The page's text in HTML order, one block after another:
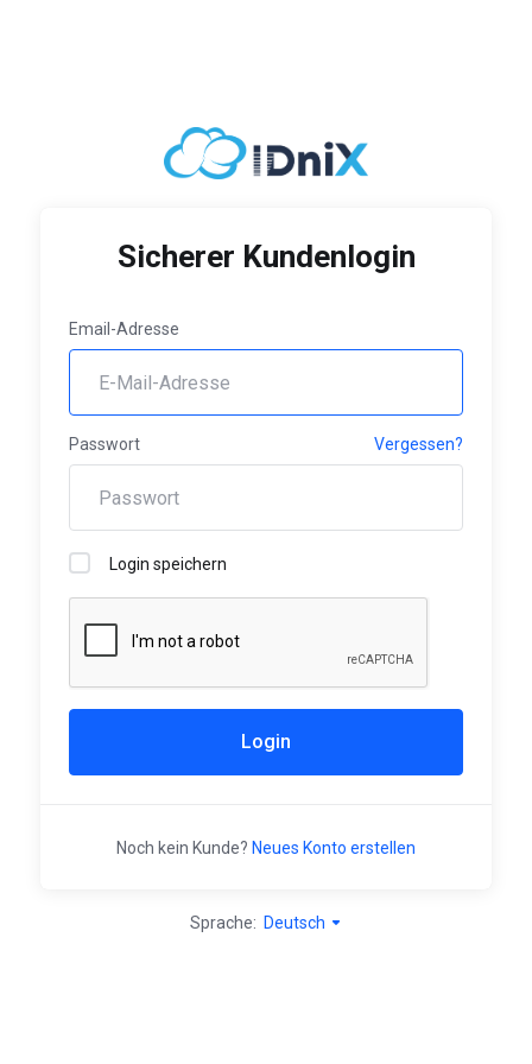
Sicherer Kundenlogin
Email-Adresse
Passwort Vergessen?
Login speichern
Login
Noch kein Kunde? Neues Konto erstellen
Sprache: Deutsch